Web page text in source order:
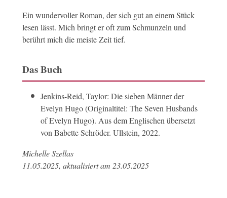
Ein wundervoller Roman, der sich gut an einem Stück
lesen lässt. Mich bringt er oft zum Schmunzeln und
berührt mich die meiste Zeit tief.
Das Buch
Jenkins-Reid, Taylor: Die sieben Männer der
Evelyn Hugo (Originaltitel: The Seven Husbands
of Evelyn Hugo). Aus dem Englischen übersetzt
von Babette Schröder. Ullstein, 2022.
Michelle Szellas
11.05.2025, aktualisiert am 23.05.2025